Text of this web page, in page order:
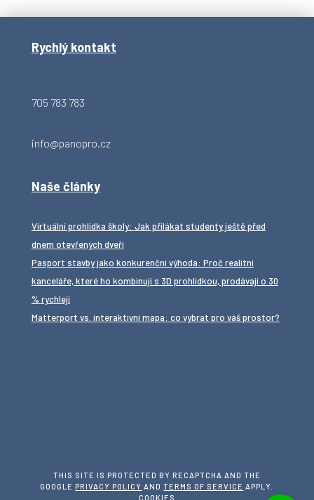
Rychlý kontakt
705 783 783
info@panopro.cz
Naše články
Virtuální prohlídka školy: Jak přilákat studenty ještě před
dnem otevřených dveří
Pasport stavby jako konkurenční výhoda: Proč realitní
kanceláře, které ho kombinují s 3D prohlídkou, prodávají o 30
% rychleji
Matterport vs. interaktivní mapa: co vybrat pro váš prostor?
THIS SITE IS PROTECTED BY RECAPTCHA AND THE
GOOGLE PRIVACY POLICY ANDTERMS OF SERVICE APPLY.
COOKIES